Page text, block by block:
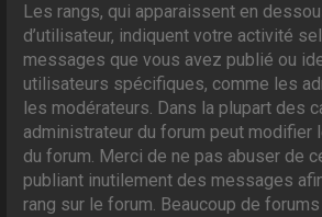
Les rangs, qui apparaissent en
d’utilisateur, indiquent votre activité
messages que vous avez publié ou
utilisateurs spécifiques, comme les
les modérateurs. Dans la plupart des
administrateur du forum peut modifier
du forum. Merci de ne pas abuser de
publiant inutilement des messages
rang sur le forum. Beaucoup de